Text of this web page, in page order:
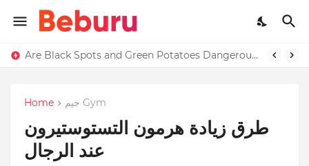
Are Black Spots and Green Potatoes Dangerous? Complete Food Safety Guide (What Most People Don’t Know)
Home جيم Gym
طرق زيادة هرمون التستوستيرون
عند الرجال